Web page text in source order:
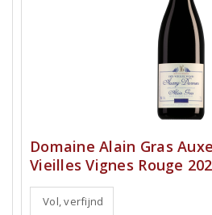
Domaine Alain Gras
Vieilles Vignes Rouge
Vol, verfijnd